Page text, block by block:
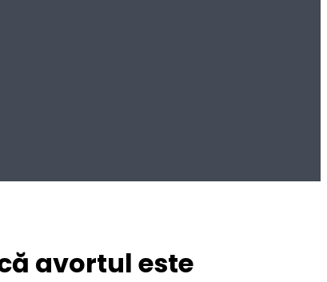
avortul este